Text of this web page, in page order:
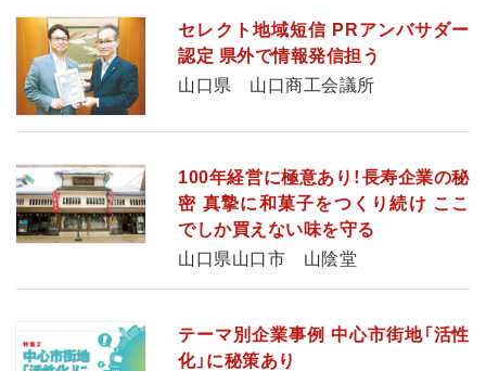
セレクト地域短信 PRアンバサダー
認定 県外で情報発信担う
山口県 山口商工会議所
100年経営に極意あり！長寿企業の秘
密 真摯に和菓子をつくり続け ここ
でしか買えない味を守る
山口県山口市 山陰堂
テーマ別企業事例 中心市街地「活性
化」に秘策あり